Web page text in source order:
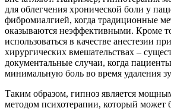
для облегчения хронической боли у
фибромиалгией, когда традиционные
оказываются неэффективными. Кроме
использоваться в качестве анестезии
хирургических вмешательствах –
документальные случаи, когда
минимальную боль во время удаления
Таким образом, гипноз является
методом психотерапии, который может